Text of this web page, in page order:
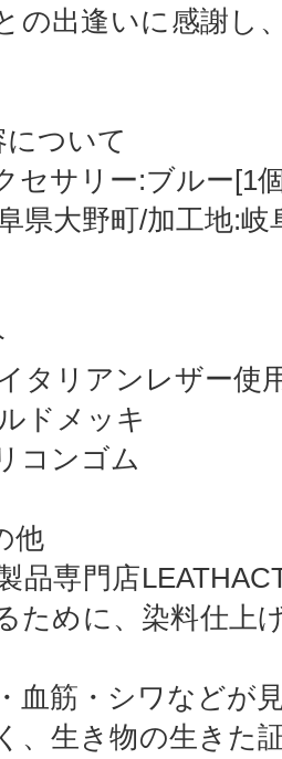
の出逢いに感謝し
ついて
セサリー:ブルー[1
大野町/加工地:岐
タリアンレザー使
ドメッキ
コンゴム
他
品専門店
ために、染料仕上
血筋・シワなどが
、生き物の生きた